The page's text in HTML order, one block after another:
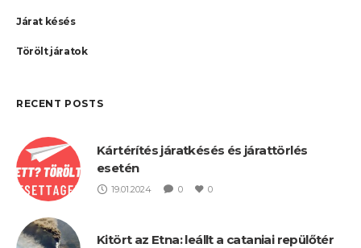
Járat késés
Törölt járatok
RECENT POSTS
Kártérítés járatkésés és járattörlés
esetén
19.01.2024 0 0
Kitört az Etna: leállt a cataniai repülőtér